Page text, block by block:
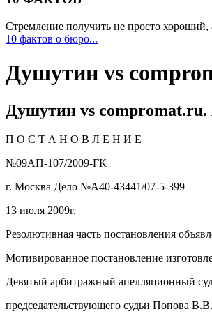
Стремление получить не просто хороший,
10 фактов о бюро...
Душутин vs
Душутин vs
П О С Т А Н О В Л Е Н И Е
№09АП-107/2009-ГК
г. Москва Дело №А40-43441/07-5-399
13 июля 2009г.
Резолютивная часть постановления
Мотивированное постановление
Девятый арбитражный апелляционный суд
председательствующего судьи Попова